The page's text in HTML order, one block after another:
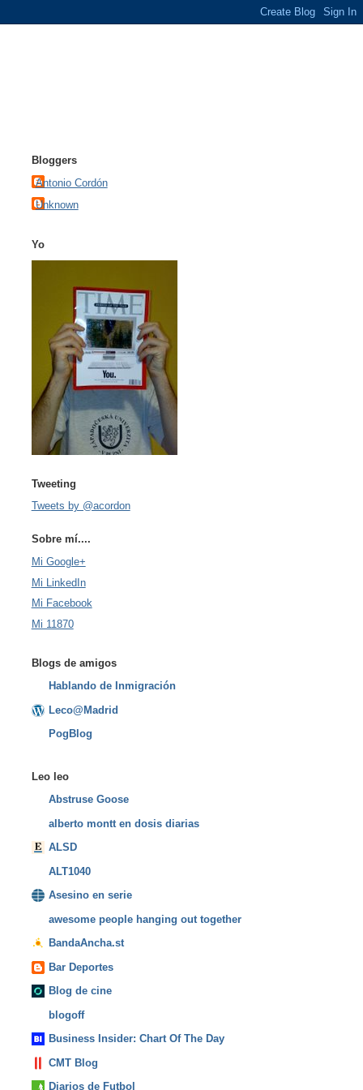
Bloggers
Antonio Cordón
Unknown
Yo
Tweeting
Tweets by @acordon
Sobre mí....
Mi Google+
Mi LinkedIn
Mi Facebook
Mi 11870
Blogs de amigos
Hablando de Inmigración
Leco@Madrid
PogBlog
Leo leo
Abstruse Goose
alberto montt en dosis diarias
ALSD
ALT1040
Asesino en serie
awesome people hanging out together
BandaAncha.st
Bar Deportes
Blog de cine
blogoff
Business Insider: Chart Of The Day
CMT Blog
Diarios de Futbol